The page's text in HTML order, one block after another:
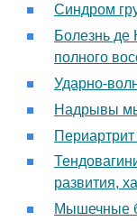
Синдром
Болезнь де
полного
Ударно-
Надрывы
Периартрит
развития,
Мышечные